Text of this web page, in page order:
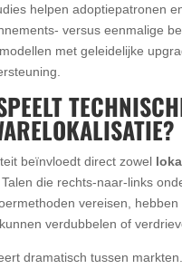
helpen adoptiepatronen
versus eenmalige
met geleidelijke
beïnvloedt direct zowel
die rechts-naar-links
vereisen,
verdubbelen of
dramatisch tussen